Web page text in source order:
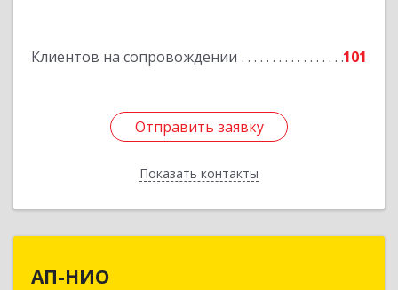
Клиентов на сопровождении 101
Отправить заявку
Показать контакты
Отправить заявку
Назад
АП-НИО